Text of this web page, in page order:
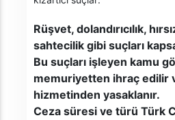
Rüşvet, dolandırıcılık,
sahtecilik gibi suçları
Bu suçları işleyen kamu
memuriyetten ihraç edilir
hizmetinden yasaklanır.
Ceza süresi ve türü Türk